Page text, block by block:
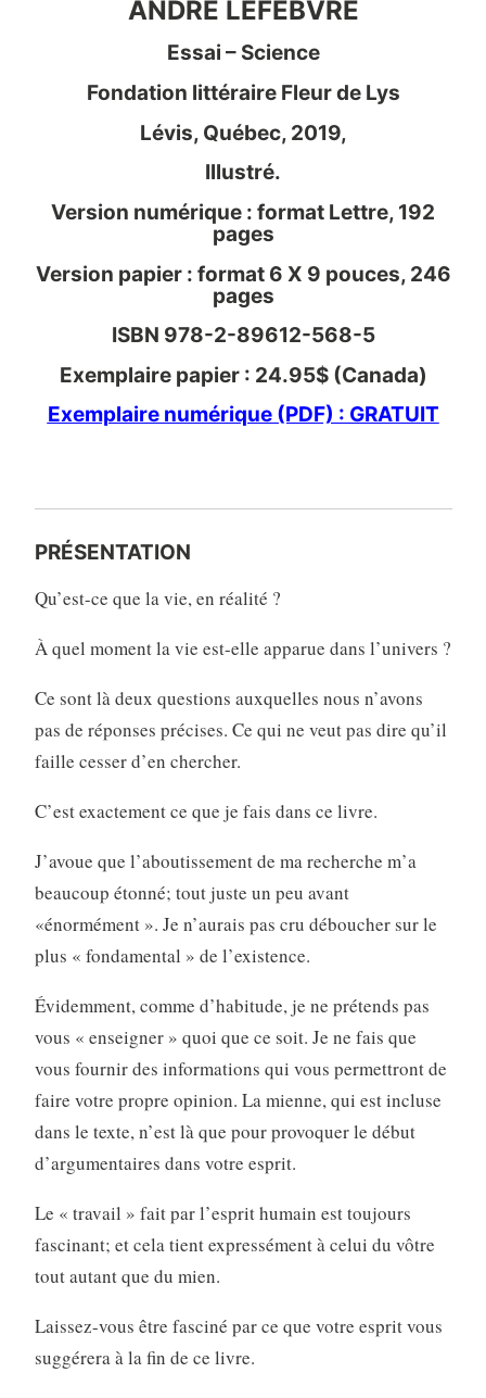
ANDRÉ LEFEBVRE
Essai – Science
Fondation littéraire Fleur de Lys
Lévis, Québec, 2019,
Illustré.
Version numérique : format Lettre, 192
pages
Version papier : format 6 X 9 pouces, 246
pages
ISBN 978-2-89612-568-5
Exemplaire papier : 24.95$ (Canada)
Exemplaire numérique (PDF) : GRATUIT
PRÉSENTATION
Qu’est-ce que la vie, en réalité ?
À quel moment la vie est-elle apparue dans l’univers ?
Ce sont là deux questions auxquelles nous n’avons
pas de réponses précises. Ce qui ne veut pas dire qu’il
faille cesser d’en chercher.
C’est exactement ce que je fais dans ce livre.
J’avoue que l’aboutissement de ma recherche m’a
beaucoup étonné; tout juste un peu avant
«énormément ». Je n’aurais pas cru déboucher sur le
plus « fondamental » de l’existence.
Évidemment, comme d’habitude, je ne prétends pas
vous « enseigner » quoi que ce soit. Je ne fais que
vous fournir des informations qui vous permettront de
faire votre propre opinion. La mienne, qui est incluse
dans le texte, n’est là que pour provoquer le début
d’argumentaires dans votre esprit.
Le « travail » fait par l’esprit humain est toujours
fascinant; et cela tient expressément à celui du vôtre
tout autant que du mien.
Laissez-vous être fasciné par ce que votre esprit vous
suggérera à la fin de ce livre.